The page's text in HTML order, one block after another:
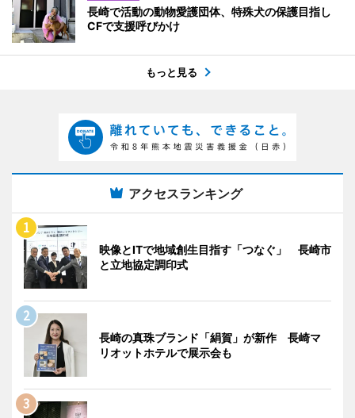
長崎で活動の動物愛護団体、特殊犬の保護目指し
CFで支援呼びかけ
もっと見る
アクセスランキング
映像とITで地域創生目指す「つなぐ」 長崎市
と立地協定調印式
長崎の真珠ブランド「絹賀」が新作 長崎マ
リオットホテルで展示会も